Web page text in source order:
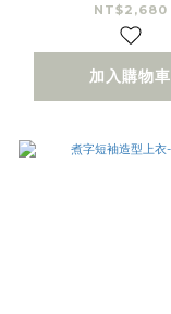
NT$2,680
加入購物車